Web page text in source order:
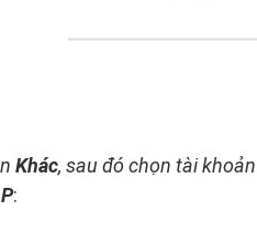
Khác, sau đó chọn tài
: